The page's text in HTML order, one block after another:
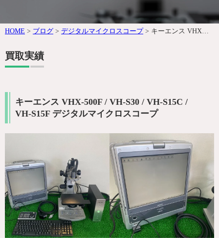
HOME > ブログ > デジタルマイクロスコープ> キーエンス VHXシリーズ（デジタルマイクロスコープ）買取致します！
買取実績
キーエンス VHX-500F / VH-S30 / VH-S15C /
VH-S15F デジタルマイクロスコープ